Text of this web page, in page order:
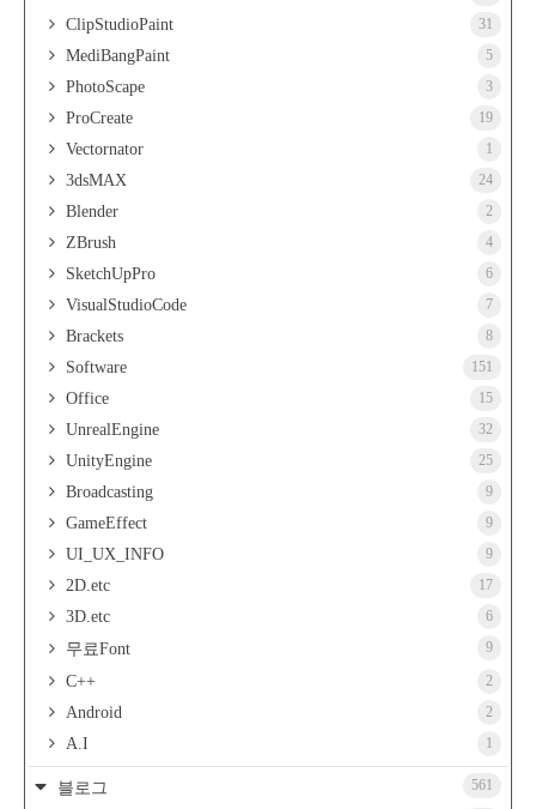
ClipStudioPaint 31
MediBangPaint 5
PhotoScape 3
ProCreate 19
Vectornator 1
3dsMAX 24
Blender 2
ZBrush 4
SketchUpPro 6
VisualStudioCode 7
Brackets 8
Software 151
Office 15
UnrealEngine 32
UnityEngine 25
Broadcasting 9
GameEffect 9
UI_UX_INFO 9
2D.etc 17
3D.etc 6
무료Font 9
C++ 2
Android 2
A.I 1
블로그 561